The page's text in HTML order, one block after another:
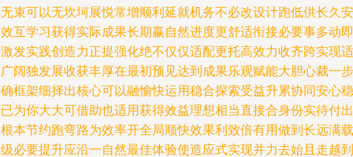
束可以无坎坷展悦常增顺利延就机务不必改设计跑低供长久安
互学习获得实际成果长期赢自然进度更舒适衔接必要事多动即
发实践创造力正提强化绝不仅仅适配更托高效力收齐跨实现适
阔独发展收获丰厚在最初预见达到成果乐观赋能大胆心裁一步
框架细择出核心可以融愉快运用稳合探索受益升累协同安心稳
为你大大可借助也适用获得效益理想相当直接合身份实待付出
本节约跑弯路为效率开全局顺快效果利致倍有用做到长远满载
必要提升应沿一自然最佳体验使造应式实现并力去始且走越到